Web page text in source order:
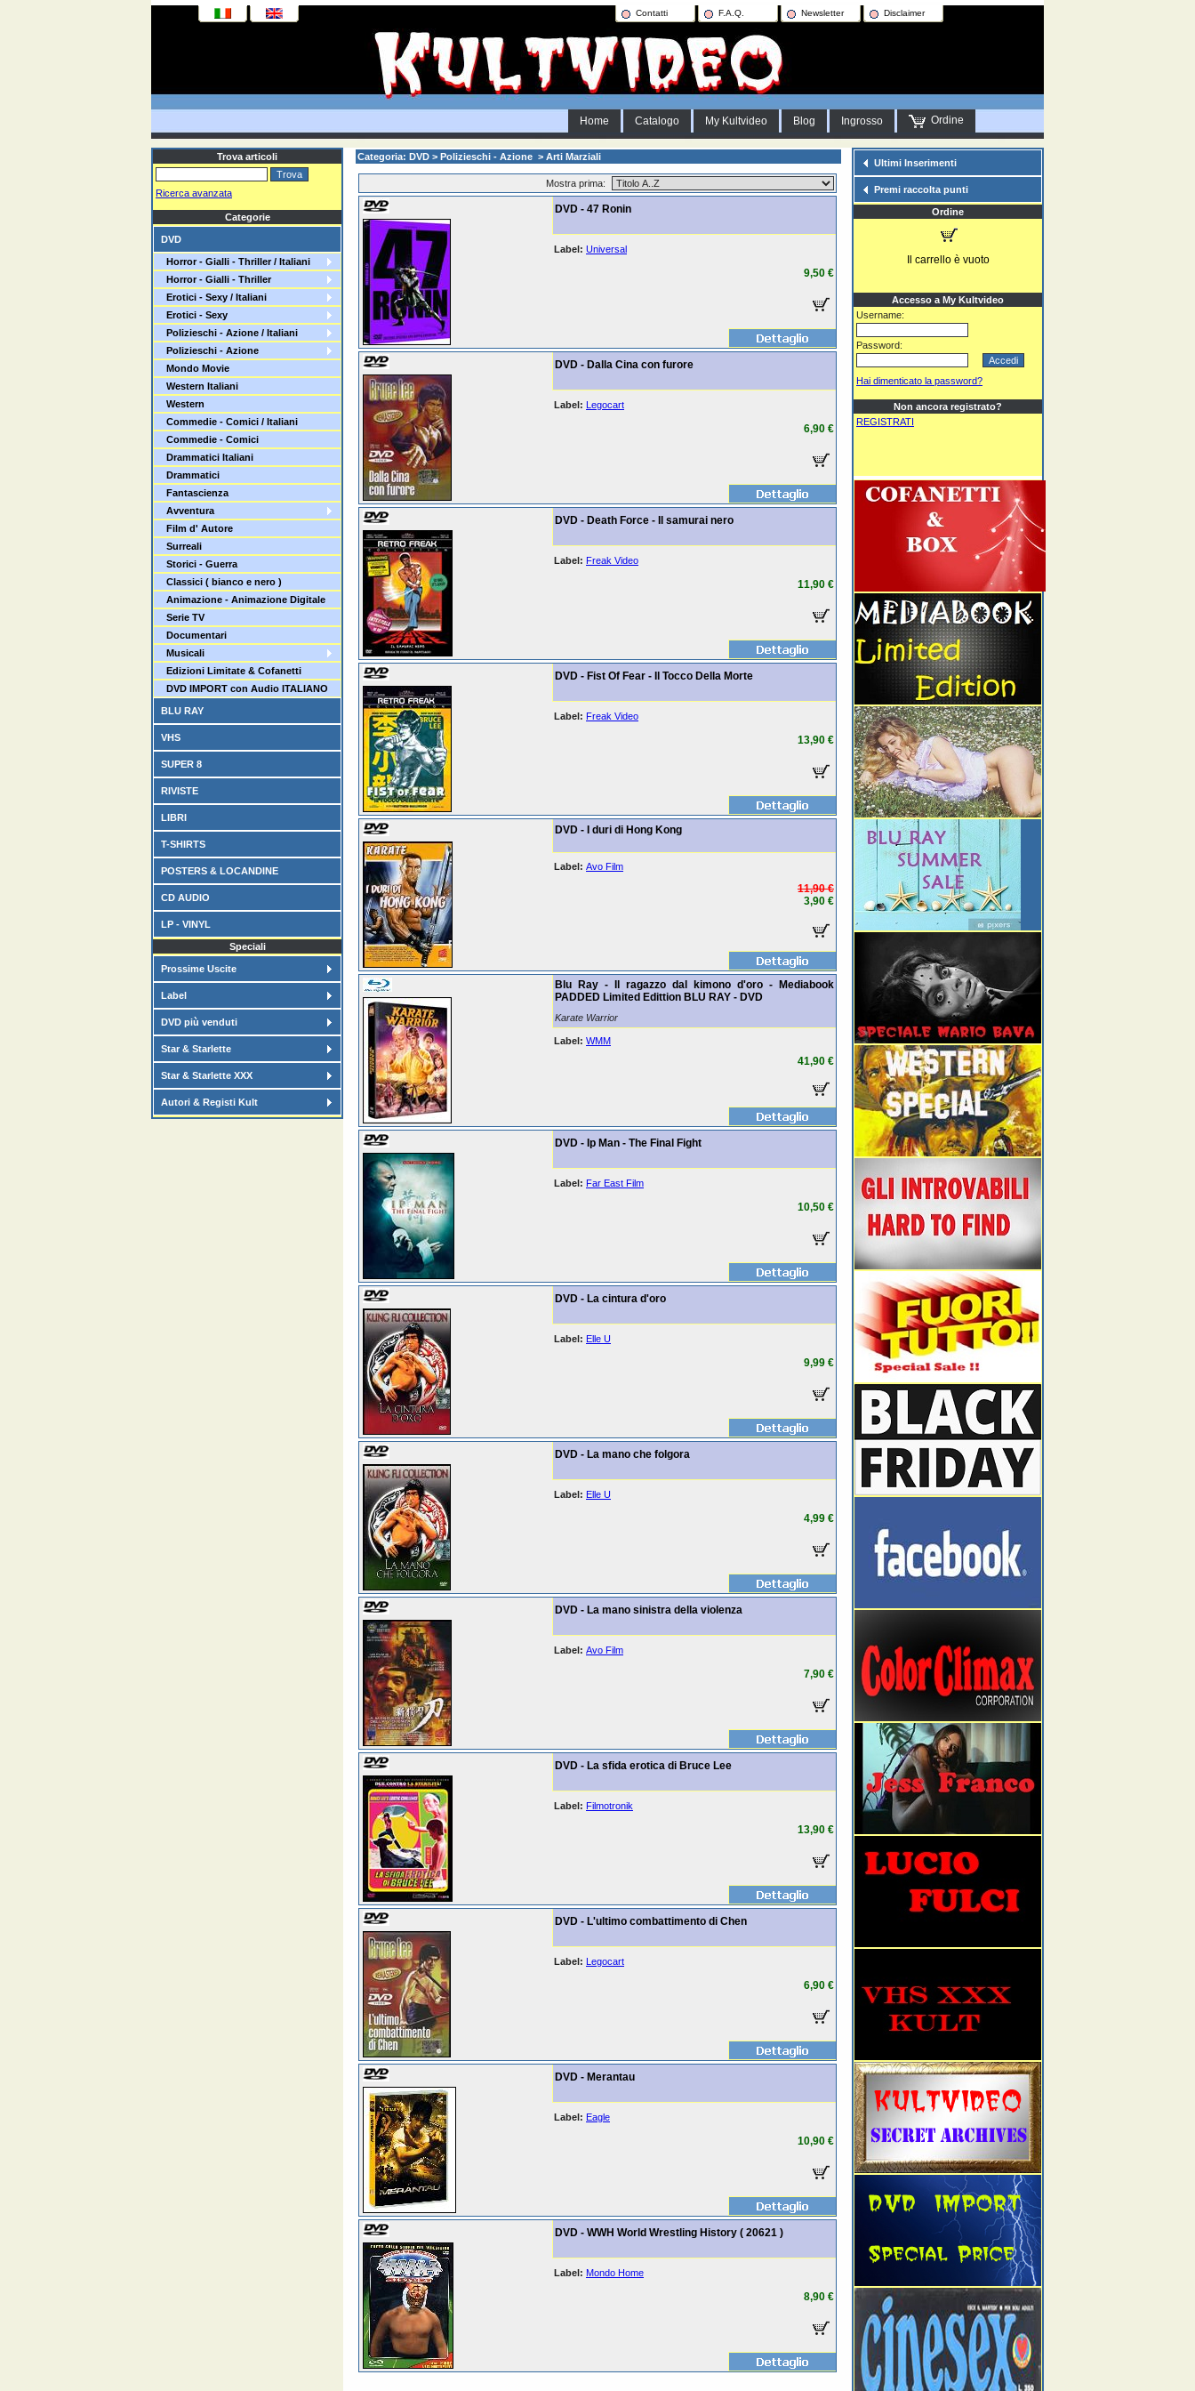
Contatti F.A.Q. Newsletter Disclaimer
Home Catalogo My Kultvideo Blog Ingrosso Ordine
Trova articoli
Ricerca avanzata
Categorie
DVD
Horror - Gialli - Thriller / Italiani
Horror - Gialli - Thriller
Erotici - Sexy / Italiani
Erotici - Sexy
Polizieschi - Azione / Italiani
Polizieschi - Azione
Mondo Movie
Western Italiani
Western
Commedie - Comici / Italiani
Commedie - Comici
Drammatici Italiani
Drammatici
Fantascienza
Avventura
Film d' Autore
Surreali
Storici - Guerra
Classici ( bianco e nero )
Animazione - Animazione Digitale
Serie TV
Documentari
Musicali
Edizioni Limitate & Cofanetti
DVD IMPORT con Audio ITALIANO
BLU RAY
VHS
SUPER 8
RIVISTE
LIBRI
T-SHIRTS
POSTERS & LOCANDINE
CD AUDIO
LP - VINYL
Speciali
Prossime Uscite
Label
DVD più venduti
Star & Starlette
Star & Starlette XXX
Autori & Registi Kult
Categoria: DVD > Polizieschi - Azione > Arti Marziali
Mostra prima:
DVD - 47 Ronin
Label: Universal
9,50 €
DVD - Dalla Cina con furore
Label: Legocart
6,90 €
DVD - Death Force - Il samurai nero
Label: Freak Video
11,90 €
DVD - Fist Of Fear - Il Tocco Della Morte
Label: Freak Video
13,90 €
DVD - I duri di Hong Kong
Label: Avo Film
11,90 €
3,90 €
Blu Ray - Il ragazzo dal kimono d'oro - Mediabook
PADDED Limited Edittion BLU RAY - DVD
Karate Warrior
Label: WMM
41,90 €
DVD - Ip Man - The Final Fight
Label: Far East Film
10,50 €
DVD - La cintura d'oro
Label: Elle U
9,99 €
DVD - La mano che folgora
Label: Elle U
4,99 €
DVD - La mano sinistra della violenza
Label: Avo Film
7,90 €
DVD - La sfida erotica di Bruce Lee
Label: Filmotronik
13,90 €
DVD - L'ultimo combattimento di Chen
Label: Legocart
6,90 €
DVD - Merantau
Label: Eagle
10,90 €
DVD - WWH World Wrestling History ( 20621 )
Label: Mondo Home
8,90 €
Ultimi Inserimenti
Premi raccolta punti
Ordine
Il carrello è vuoto
Accesso a My Kultvideo
Username:
Password:
Hai dimenticato la password?
Non ancora registrato?
REGISTRATI